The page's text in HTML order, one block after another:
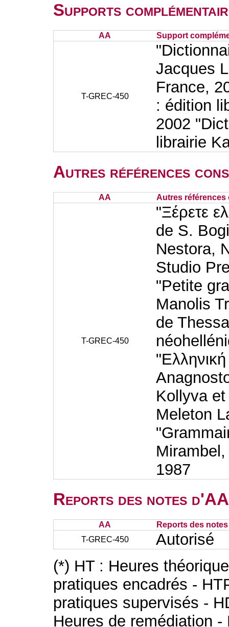
Supports
AA Support
T-GREC-450
Jacques
France,
: édition
2002
librairie
Autres références
AA Autres références
T-GREC-450
"Ξέρετε
de S.
Nestora,
Studio
"Petite
Manolis
de
Kollyva
Meleton
1987
Reports des notes
AA
Reports des
T-GREC-450
Autorisé
(*) HT : Heures
pratiques encadrés -
pratiques supervisés -
Heures de remédiation